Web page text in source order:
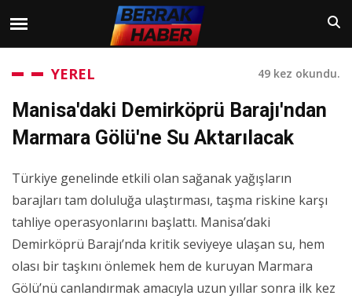
YEREL 49 kez okundu.
Manisa'daki Demirköprü Barajı'ndan
Marmara Gölü'ne Su Aktarılacak
Türkiye genelinde etkili olan sağanak yağışların
barajları tam doluluğa ulaştırması, taşma riskine karşı
tahliye operasyonlarını başlattı. Manisa’daki
Demirköprü Barajı’nda kritik seviyeye ulaşan su, hem
olası bir taşkını önlemek hem de kuruyan Marmara
Gölü’nü canlandırmak amacıyla uzun yıllar sonra ilk kez